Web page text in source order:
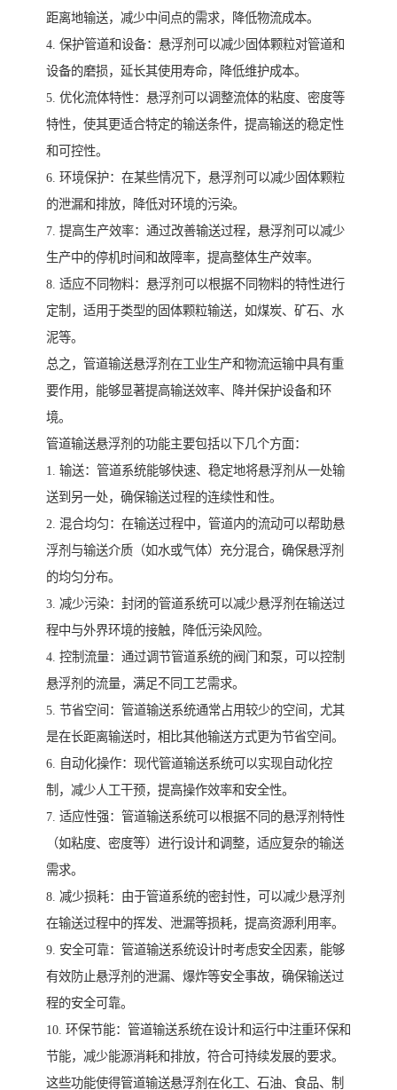
距离地输送，减少中间点的需求，降低物流成本。
4. 保护管道和设备：悬浮剂可以减少固体颗粒对管道和
设备的磨损，延长其使用寿命，降低维护成本。
5. 优化流体特性：悬浮剂可以调整流体的粘度、密度等
特性，使其更适合特定的输送条件，提高输送的稳定性
和可控性。
6. 环境保护：在某些情况下，悬浮剂可以减少固体颗粒
的泄漏和排放，降低对环境的污染。
7. 提高生产效率：通过改善输送过程，悬浮剂可以减少
生产中的停机时间和故障率，提高整体生产效率。
8. 适应不同物料：悬浮剂可以根据不同物料的特性进行
定制，适用于类型的固体颗粒输送，如煤炭、矿石、水
泥等。
总之，管道输送悬浮剂在工业生产和物流运输中具有重
要作用，能够显著提高输送效率、降并保护设备和环
境。
管道输送悬浮剂的功能主要包括以下几个方面：
1. 输送：管道系统能够快速、稳定地将悬浮剂从一处输
送到另一处，确保输送过程的连续性和性。
2. 混合均匀：在输送过程中，管道内的流动可以帮助悬
浮剂与输送介质（如水或气体）充分混合，确保悬浮剂
的均匀分布。
3. 减少污染：封闭的管道系统可以减少悬浮剂在输送过
程中与外界环境的接触，降低污染风险。
4. 控制流量：通过调节管道系统的阀门和泵，可以控制
悬浮剂的流量，满足不同工艺需求。
5. 节省空间：管道输送系统通常占用较少的空间，尤其
是在长距离输送时，相比其他输送方式更为节省空间。
6. 自动化操作：现代管道输送系统可以实现自动化控
制，减少人工干预，提高操作效率和安全性。
7. 适应性强：管道输送系统可以根据不同的悬浮剂特性
（如粘度、密度等）进行设计和调整，适应复杂的输送
需求。
8. 减少损耗：由于管道系统的密封性，可以减少悬浮剂
在输送过程中的挥发、泄漏等损耗，提高资源利用率。
9. 安全可靠：管道输送系统设计时考虑安全因素，能够
有效防止悬浮剂的泄漏、爆炸等安全事故，确保输送过
程的安全可靠。
10. 环保节能：管道输送系统在设计和运行中注重环保和
节能，减少能源消耗和排放，符合可持续发展的要求。
这些功能使得管道输送悬浮剂在化工、石油、食品、制